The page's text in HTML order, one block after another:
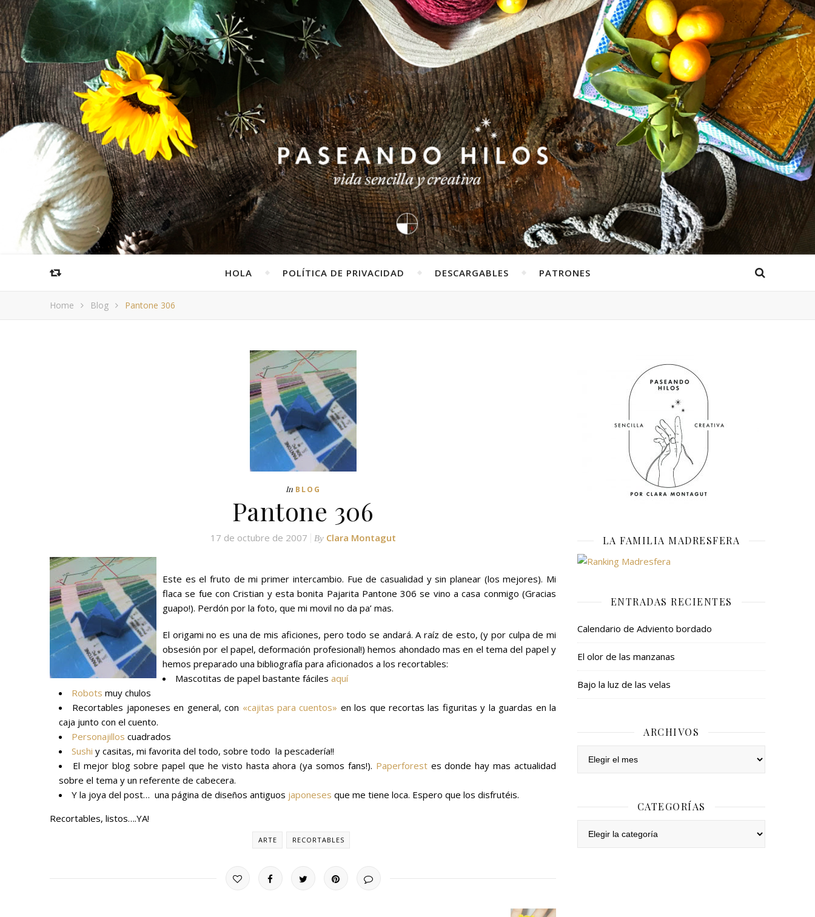
HOLA POLÍTICA DE PRIVACIDAD DESCARGABLES PATRONES
Home Blog Pantone 306
In BLOG
Pantone 306
17 de octubre de 2007 By Clara Montagut
Este es el fruto de mi primer intercambio. Fue de casualidad y sin planear (los mejores). Mi
flaca se fue con Cristian y esta bonita Pajarita Pantone 306 se vino a casa conmigo (Gracias
guapo!). Perdón por la foto, que mi movil no da pa’ mas.
El origami no es una de mis aficiones, pero todo se andará. A raíz de esto, (y por culpa de mi
obsesión por el papel, deformación profesional!) hemos ahondado mas en el tema del papel y
hemos preparado una bibliografía para aficionados a los recortables:
Mascotitas de papel bastante fáciles aquí
Robots muy chulos
Recortables japoneses en general, con «cajitas para cuentos» en los que recortas las figuritas y la guardas en la
caja junto con el cuento.
Personajillos cuadrados
Sushi y casitas, mi favorita del todo, sobre todo la pescadería!!
El mejor blog sobre papel que he visto hasta ahora (ya somos fans!). Paperforestes donde hay mas actualidad
sobre el tema y un referente de cabecera.
Y la joya del post… una página de diseños antiguos japoneses que me tiene loca. Espero que los disfrutéis.
Recortables, listos….YA!
ARTE RECORTABLES
LA FAMILIA MADRESFERA
ENTRADAS RECIENTES
Calendario de Adviento bordado
El olor de las manzanas
Bajo la luz de las velas
ARCHIVOS
CATEGORÍAS